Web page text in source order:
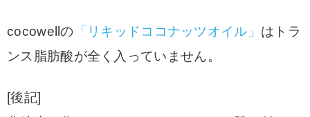
cocowellの 「リキッドココナッツオイル」 はトラ
ンス脂肪酸が全く入っていません。
[後記]